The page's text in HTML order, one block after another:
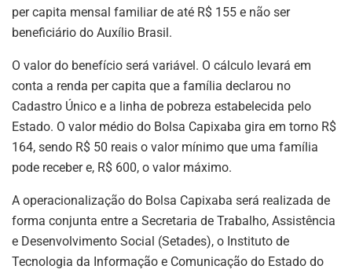
per capita mensal familiar de até R$ 155 e não ser
beneficiário do Auxílio Brasil.
O valor do benefício será variável. O cálculo levará em
conta a renda per capita que a família declarou no
Cadastro Único e a linha de pobreza estabelecida pelo
Estado. O valor médio do Bolsa Capixaba gira em torno R$
164, sendo R$ 50 reais o valor mínimo que uma família
pode receber e, R$ 600, o valor máximo.
A operacionalização do Bolsa Capixaba será realizada de
forma conjunta entre a Secretaria de Trabalho, Assistência
e Desenvolvimento Social (Setades), o Instituto de
Tecnologia da Informação e Comunicação do Estado do